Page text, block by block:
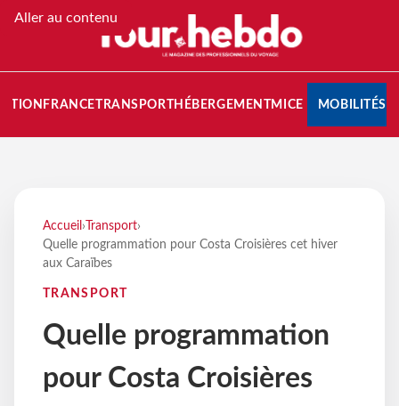
Aller au contenu
FRANCETRANSPORT HÉBERGEMENTMICE MOBILITÉS
Accueil › Transport›
Quelle programmation pour Costa Croisières cet hiver
aux Caraïbes
TRANSPORT
Quelle programmation
pour Costa Croisières